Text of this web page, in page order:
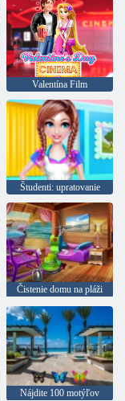
Valentína Film
Študenti: upratovanie
Čistenie domu na pláži
Nájdite 100 motýľov